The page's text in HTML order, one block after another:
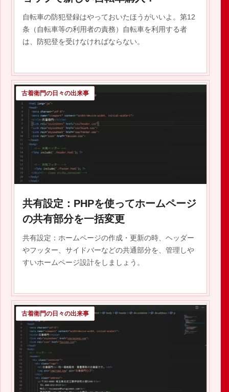
自転車の防犯登録はやっておいたほうがいいよ。第12
条（自転車等の利用者の責務）自転車を利用する者
は、防犯登を受けなければならない。
古着衛門の日々の出来事
共有設定：PHPを使ってホームページ
の共有部分を一括変更
共有設定：ホームページの作成・更新の時、ヘッダー
やフッター、サイドバーなどの共通部分を、管理しや
すいホームページ設計をしましょう。
古着衛門の日々の出来事